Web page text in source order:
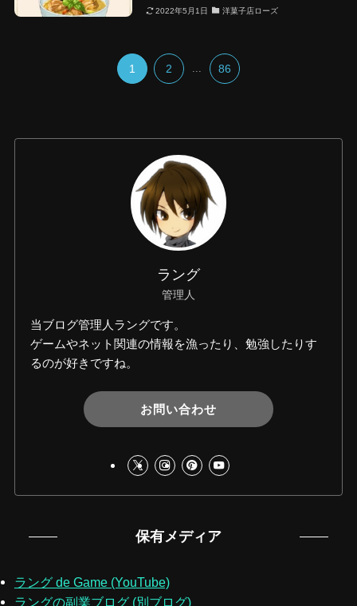
2022年5月1日 洋菓子店ローズ
1 2 86
ラング
管理人
当ブログ管理人ラングです。
ゲームやネット関連の情報を漁ったり、勉強したりす
るのが好きですね。
お問い合わせ
保有メディア
ラング de Game (YouTube)
ラングの副業ブログ (別ブログ)